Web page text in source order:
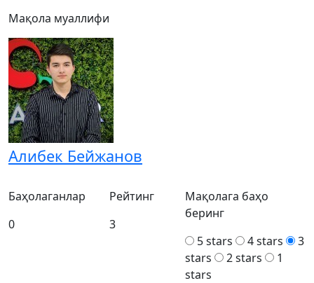
Мақола муаллифи
Алибек Бейжанов
Баҳолаганлар
0
Рейтинг
3
Мақолага баҳо
беринг
5 stars
4 stars
3
stars
2 stars
1
stars